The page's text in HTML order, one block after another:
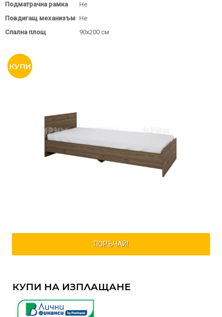
Подматрачна рамка
Не
Повдигащ механизъм Не
Спална площ
90х200 см
ПОРЪЧАЙ!
КУПИ НА ИЗПЛАЩАНЕ